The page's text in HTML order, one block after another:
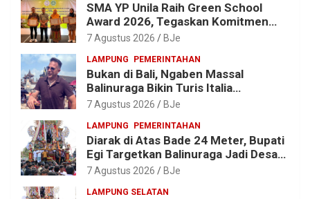
SMA YP Unila Raih Green School
Award 2026, Tegaskan Komitmen
Wujudkan Sekolah Ramah
7 Agustus 2026 BJe
LAMPUNG PEMERINTAHAN
Bukan di Bali, Ngaben Massal
Balinuraga Bikin Turis Italia
Terpukau, Puluhan Ribu Orang Ikut
7 Agustus 2026 BJe
LAMPUNG PEMERINTAHAN
Diarak di Atas Bade 24 Meter, Bupati
Egi Targetkan Balinuraga Jadi Desa
Wisata Budaya 2027
7 Agustus 2026 BJe
LAMPUNG SELATAN